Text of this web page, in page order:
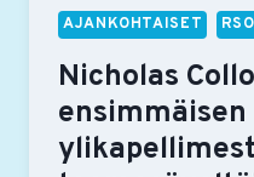
AJANKOHTAISET
Nicholas
ensimmäisen